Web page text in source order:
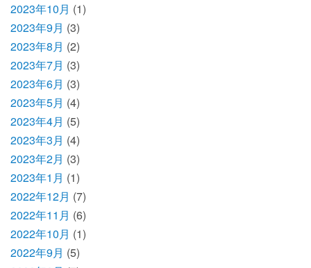
2023年10月 (1)
2023年9月 (3)
2023年8月 (2)
2023年7月 (3)
2023年6月 (3)
2023年5月 (4)
2023年4月 (5)
2023年3月 (4)
2023年2月 (3)
2023年1月 (1)
2022年12月 (7)
2022年11月 (6)
2022年10月 (1)
2022年9月 (5)